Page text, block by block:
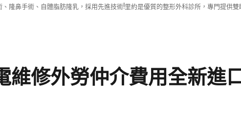
隆鼻手術、自體脂肪隆乳，採用先進技術!里約是優質的整形外科診所，專門提供
維修外勞仲介費用全新進